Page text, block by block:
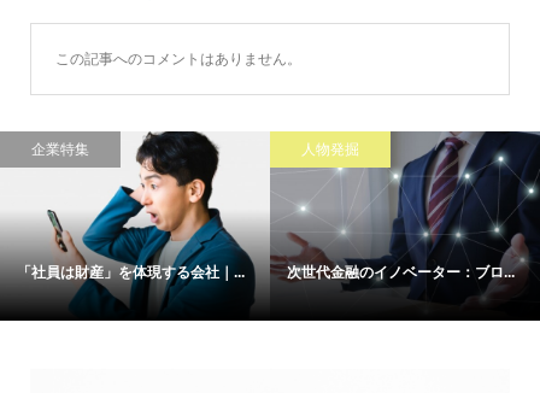
この記事へのコメントはありません。
企業特集
「社員は財産」を体現する会社｜...
人物発掘
次世代金融のイノベーター：ブロ...